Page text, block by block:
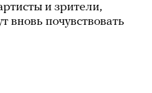
и зрители,
вновь почувствовать